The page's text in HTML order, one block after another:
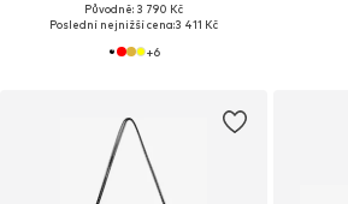
Původně: 3 790 Kč
Poslední nejnižší cena:3 411 Kč
+6